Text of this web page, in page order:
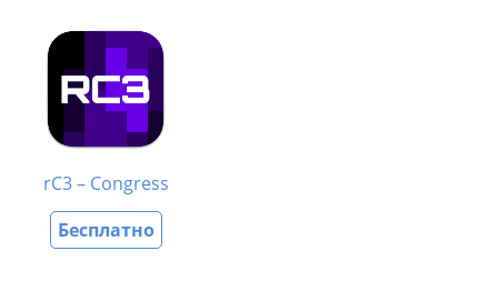
rC3 – Congress
Бесплатно